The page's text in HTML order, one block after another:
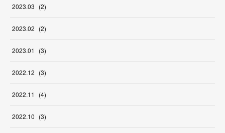
2023.03 (2)
2023.02 (2)
2023.01 (3)
2022.12 (3)
2022.11 (4)
2022.10 (3)